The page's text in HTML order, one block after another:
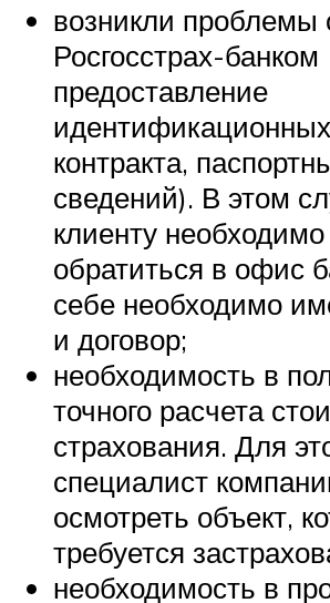
возникли проблемы
Росгосстрах-банком
предоставление
контракта,
сведений). В этом
клиенту
обратиться в офис
себе необходимо
и договор;
необходимость в
точного расчета
страхования. Для
специалист
осмотреть объект,
требуется
необходимость в